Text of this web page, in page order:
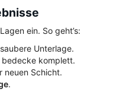
ein. So geht’s:
Unterlage.
bedecke komplett.
neuen Schicht.
.